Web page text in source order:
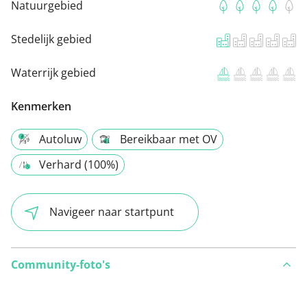
Natuurgebied
Stedelijk gebied
Waterrijk gebied
Kenmerken
Autoluw
Bereikbaar met OV
Verhard (100%)
Navigeer naar startpunt
Community-foto's